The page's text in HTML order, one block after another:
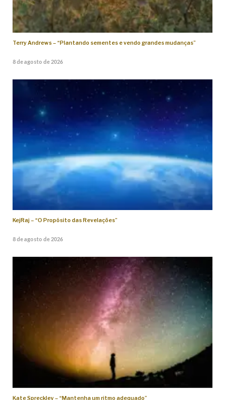
Terry Andrews – “Plantando sementes e vendo grandes mudanças”
8 de agosto de 2026
KejRaj – “O Propósito das Revelações”
8 de agosto de 2026
Kate Spreckley – “Mantenha um ritmo adequado”